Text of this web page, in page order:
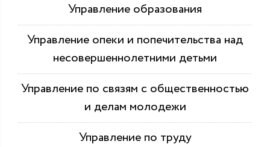
Управление образования
Управление опеки и попечительства над
несовершеннолетними детьми
Управление по связям с общественностью
и делам молодежи
Управление по труду